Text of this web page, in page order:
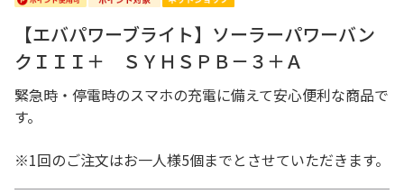
【エバパワーブライト】ソーラーパワーバン
クＩＩＩ＋ ＳＹＨＳＰＢ－３＋Ａ
緊急時・停電時のスマホの充電に備えて安心便利な商品で
す。
※1回のご注文はお一人様5個までとさせていただきます。